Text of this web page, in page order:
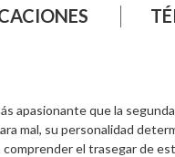
apasionante que la
mal, su personalidad
el trasegar de